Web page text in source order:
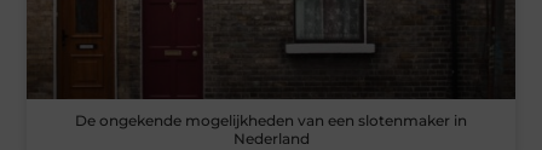
De ongekende mogelijkheden van een slotenmaker in
Nederland